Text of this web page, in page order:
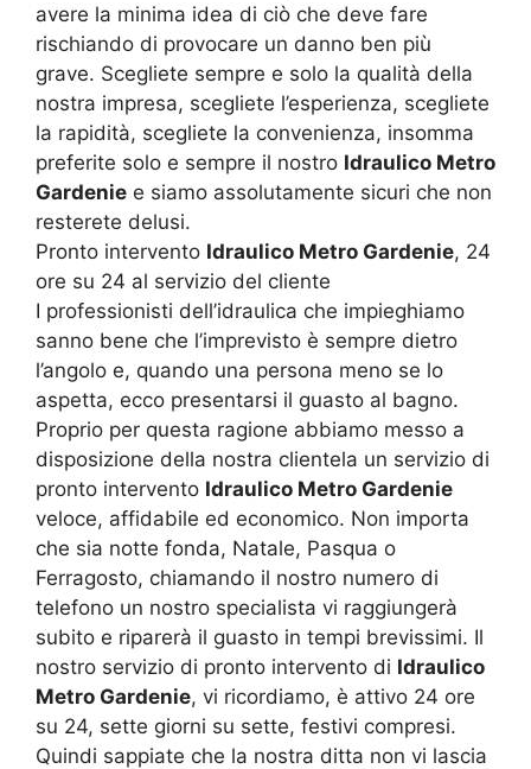
avere la minima idea di ciò che deve fare
rischiando di provocare un danno ben più
grave. Scegliete sempre e solo la qualità della
nostra impresa, scegliete l’esperienza, scegliete
la rapidità, scegliete la convenienza, insomma
preferite solo e sempre il nostro Idraulico Metro
Gardenie e siamo assolutamente sicuri che non
resterete delusi.
Pronto intervento Idraulico Metro Gardenie, 24
ore su 24 al servizio del cliente
I professionisti dell’idraulica che impieghiamo
sanno bene che l’imprevisto è sempre dietro
l’angolo e, quando una persona meno se lo
aspetta, ecco presentarsi il guasto al bagno.
Proprio per questa ragione abbiamo messo a
disposizione della nostra clientela un servizio di
pronto intervento Idraulico Metro Gardenie
veloce, affidabile ed economico. Non importa
che sia notte fonda, Natale, Pasqua o
Ferragosto, chiamando il nostro numero di
telefono un nostro specialista vi raggiungerà
subito e riparerà il guasto in tempi brevissimi. Il
nostro servizio di pronto intervento di Idraulico
Metro Gardenie, vi ricordiamo, è attivo 24 ore
su 24, sette giorni su sette, festivi compresi.
Quindi sappiate che la nostra ditta non vi lascia